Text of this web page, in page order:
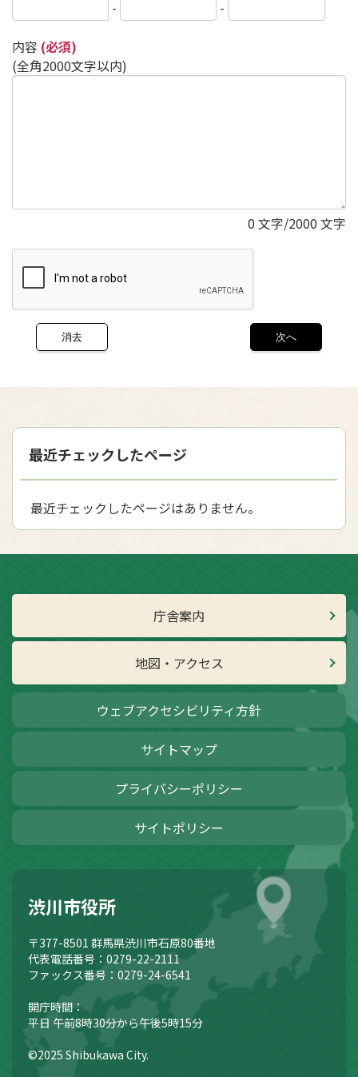
-
-
内容 (必須)
(全角2000文字以内)
0 文字/2000 文字
最近チェックしたページ
最近チェックしたページはありません。
庁舎案内
地図・アクセス
ウェブアクセシビリティ方針
サイトマップ
プライバシーポリシー
サイトポリシー
渋川市役所
〒377-8501 群馬県渋川市石原80番地
代表電話番号：0279-22-2111
ファックス番号：0279-24-6541
開庁時間：
平日 午前8時30分から午後5時15分
©2025 Shibukawa City.